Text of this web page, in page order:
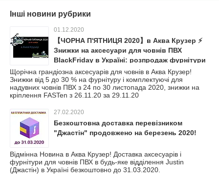
Інші новини рубрики
01.12.2020
【ЧОРНА П'ЯТНИЦЯ 2020】в Аква Крузер ⚡
Знижки на аксесуари для човнів ПВХ
BlackFriday в Україні: розпродаж фурнітури
і комплектуючих для човна
Щорічна грандіозна аксесуарів для човнів в Аква Крузер!
Знижки від 5 до 30 % на фурнітуру і комплектуючі для
надувних човнів ПВХ з 24 по 30 листопада 2020, знижки на
кріплення FASTen з 26.11.20 за 29.11.20
27.02.2020
Безкоштовна доставка перевізником
"Джастін" продовжено на березень 2020!
Відмінна Новина в Аква Крузер! Доставка аксесуарів і
фурнітури для човнів ПВХ в будь-яке відділення Justin
(Джастін) в Україні безкоштовно до 31.03.2020.